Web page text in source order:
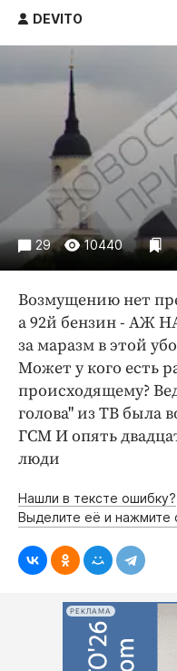
Народные
Авто и
Криминал
Культура
Недвижимость
Образование
Общество
Погода
Спорт
Экономика и
ПРОЕКТЫ
Блоги
Издания
Интересное
Клиника года
Бренд года
Работодатель
DEVITO
29 10440
Возмущению нет
а 92й бензин - АЖ
за маразм в этой
Может у кого есть
происходящему?
голова" из ТВ была
ГСМ И опять
люди
Нашли в тексте ошибку?
Выделите её и нажмите
РЕКЛАМА